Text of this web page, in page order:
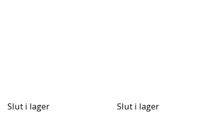
Slut i lager Slut i lager